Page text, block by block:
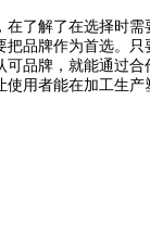
在了解了在选择时需
把品牌作为首选。 只
可品牌 ， 就能通过合
使用者能在加工生产